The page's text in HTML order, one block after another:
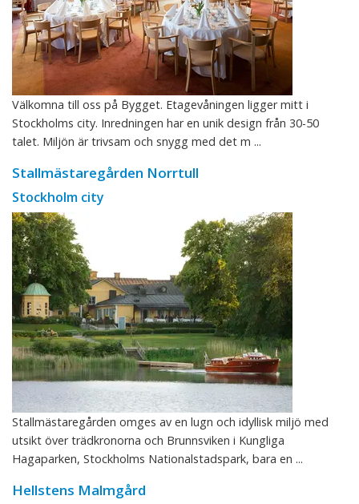
Välkomna till oss på Bygget. Etagevåningen ligger mitt i
Stockholms city. Inredningen har en unik design från 30-50
talet. Miljön är trivsam och snygg med det m ...
Stallmästaregården Norrtull
Stockholm city
Stallmästaregården omges av en lugn och idyllisk miljö med
utsikt över trädkronorna och Brunnsviken i Kungliga
Hagaparken, Stockholms Nationalstadspark, bara en ...
Hellstens Malmgård